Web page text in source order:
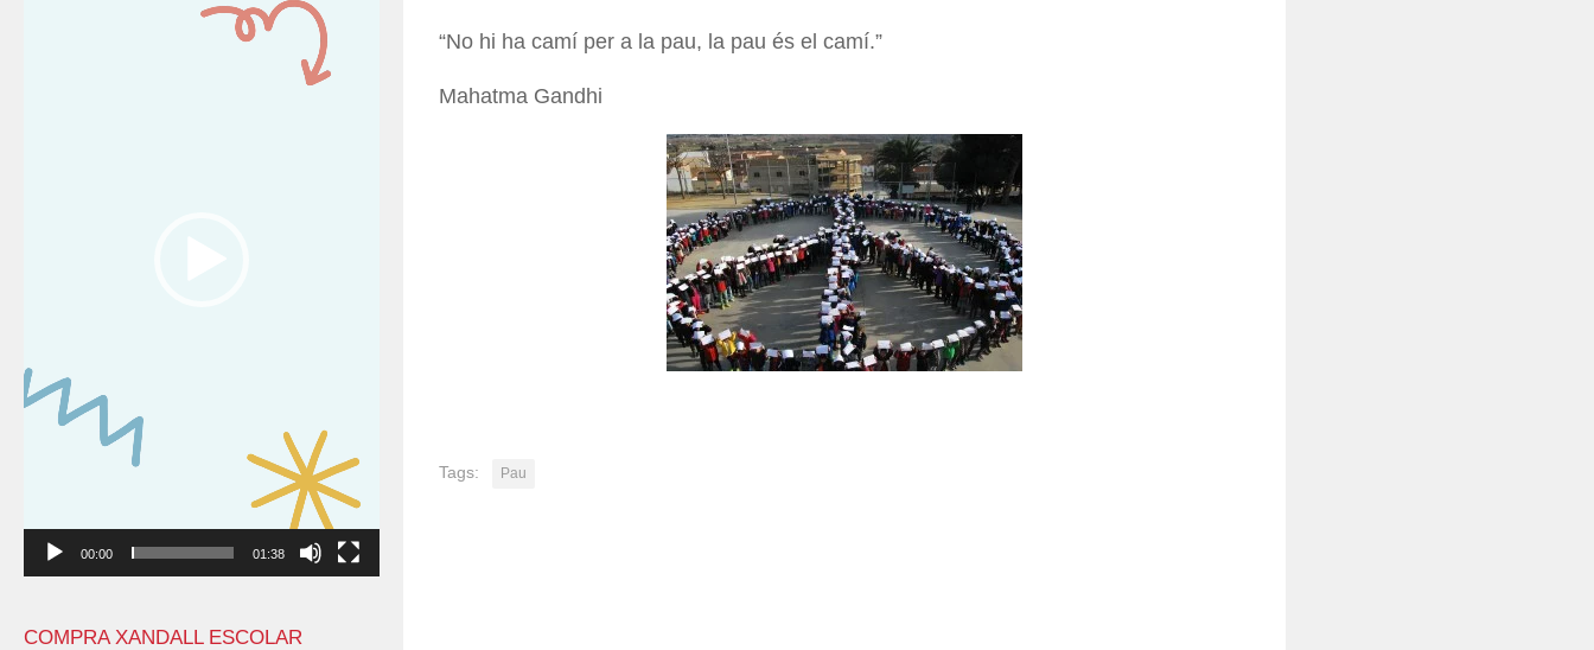
“No hi ha camí per a la pau, la pau és el camí.”
Mahatma Gandhi
Tags: Pau
00:00 01:38
COMPRA XANDALL ESCOLAR